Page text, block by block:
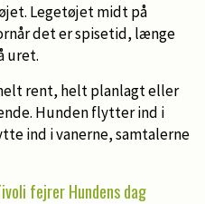
Legetøjet midt på
det er spisetid, længe
uret.
rent, helt planlagt eller
Hunden flytter ind i
ind i vanerne, samtalerne
fejrer Hundens dag